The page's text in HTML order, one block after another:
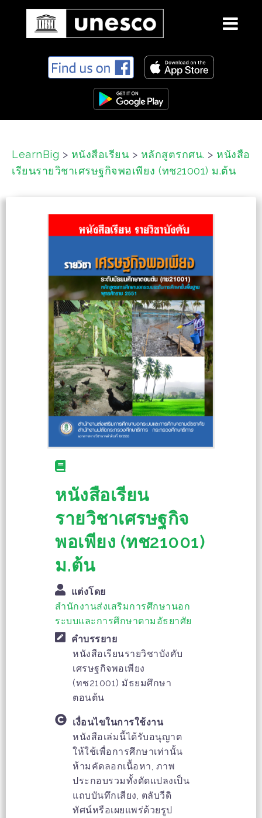
e
LearnBig > หนังสือเรียน > หลักสูตรกศน. > หนังสือ
เรียนรายวิชาเศรษฐกิจพอเพียง (ทช21001) ม.ต้น
หนังสือเรียน
รายวิชาเศรษฐกิจ
พอเพียง (ทช21001)
ม.ต้น
แต่งโดย
สำนักงานส่งเสริมการศึกษานอก
ระบบและการศึกษาตามอัธยาศัย
คำบรรยาย
หนังสือเรียนรายวิชาบังคับ
เศรษฐกิจพอเพียง
(ทช21001) มัธยมศึกษา
ตอนต้น
เงื่อนไขในการใช้งาน
หนังสือเล่มนี้ได้รับอนุญาต
ให้ใช้เพื่อการศึกษาเท่านั้น
ห้ามคัดลอกเนื้อหา, ภาพ
ประกอบรวมทั้งดัดแปลงเป็น
แถบบันทึกเสียง, ตลับวีดิ
ทัศน์หรือเผยแพร่ด้วยรูป